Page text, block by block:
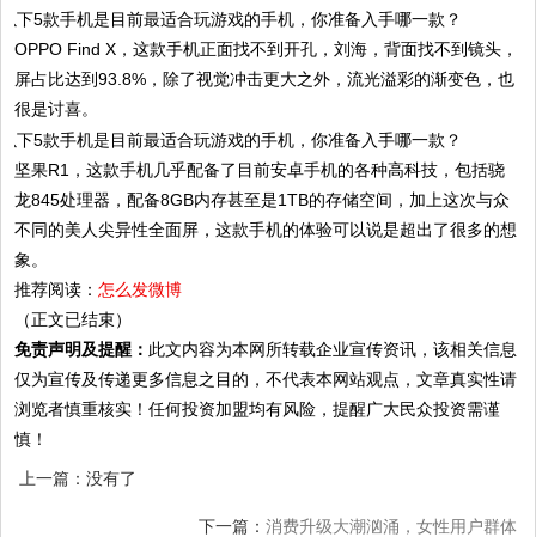
OPPO Find X，这款手机正面找不到开孔，刘海，背面找不到镜头，
屏占比达到93.8%，除了视觉冲击更大之外，流光溢彩的渐变色，也
很是讨喜。
坚果R1，这款手机几乎配备了目前安卓手机的各种高科技，包括骁
龙845处理器，配备8GB内存甚至是1TB的存储空间，加上这次与众
不同的美人尖异性全面屏，这款手机的体验可以说是超出了很多的想
象。
推荐阅读：怎么发微博
（正文已结束）
免责声明及提醒： 此文内容为本网所转载企业宣传资讯，该相关信息
仅为宣传及传递更多信息之目的，不代表本网站观点，文章真实性请
浏览者慎重核实！任何投资加盟均有风险，提醒广大民众投资需谨
慎！
上一篇：没有了
下一篇： 消费升级大潮汹涌，女性用户群体